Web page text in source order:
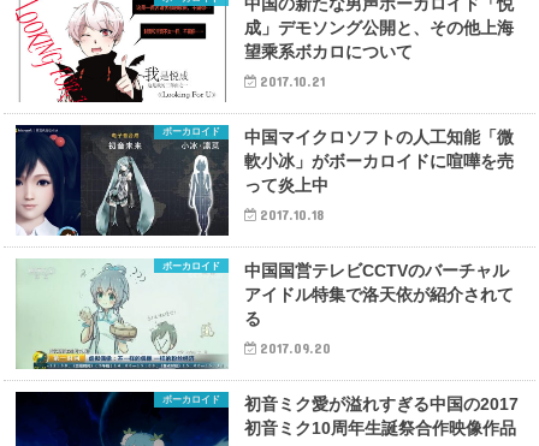
成」デモソング公開と、その他上海
望乘系ボカロについて
2017.10.21
ボーカロイド
中国マイクロソフトの人工知能「微
軟小冰」がボーカロイドに喧嘩を売
って炎上中
2017.10.18
ボーカロイド
中国国営テレビCCTVのバーチャル
アイドル特集で洛天依が紹介されて
る
2017.09.20
ボーカロイド
初音ミク愛が溢れすぎる中国の2017
初音ミク10周年生誕祭合作映像作品